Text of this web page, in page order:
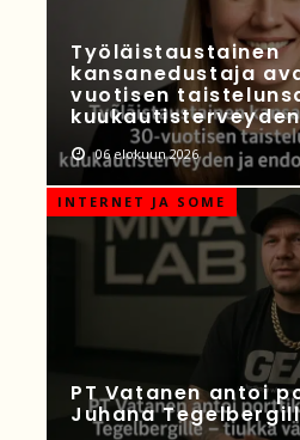
Työläistaustainen
kansanedustaja
vuotisen
06 elokuun 2026
INTERNET JA SOME
PT Vatanen antoi
Juhana